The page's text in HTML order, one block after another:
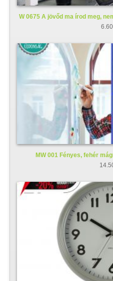
W 0675 A jövőd ma írod meg,
MW 001 Fényes, fehér